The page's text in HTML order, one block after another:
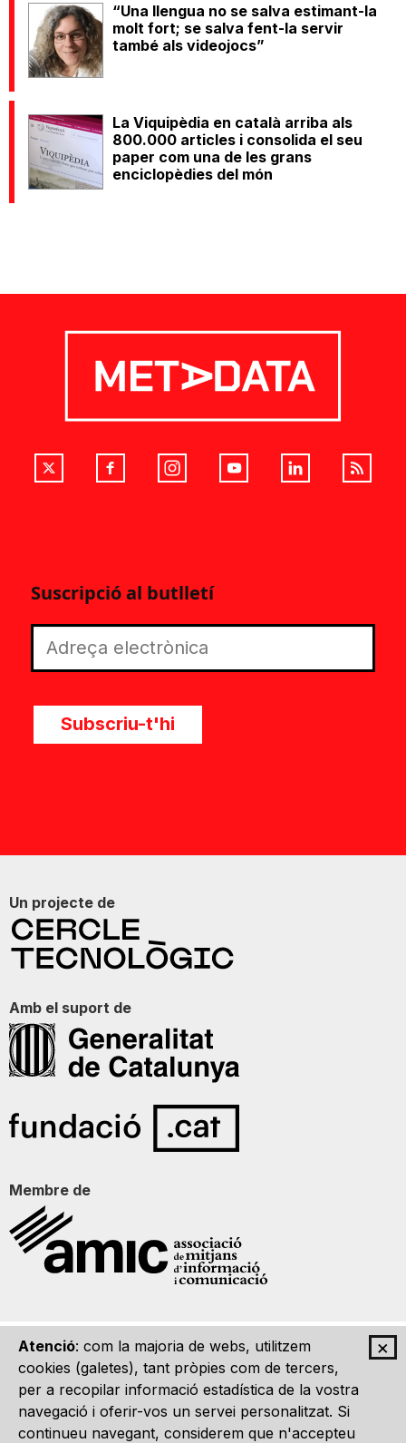
“Una llengua no se salva estimant-la
molt fort; se salva fent-la servir
també als videojocs”
La Viquipèdia en català arriba als
800.000 articles i consolida el seu
paper com una de les grans
enciclopèdies del món
×
Atenció: com la majoria de webs, utilitzem
cookies (galetes), tant pròpies com de tercers,
per a recopilar informació estadística de la vostra
navegació i oferir-vos un servei personalitzat. Si
continueu navegant, considerem que n'accepteu
Suscripció al butlletí
Subscriu-t'hi
Un projecte de
Amb el suport de
Membre de
Qui som Contacte Imatge Gràfica Avís legal